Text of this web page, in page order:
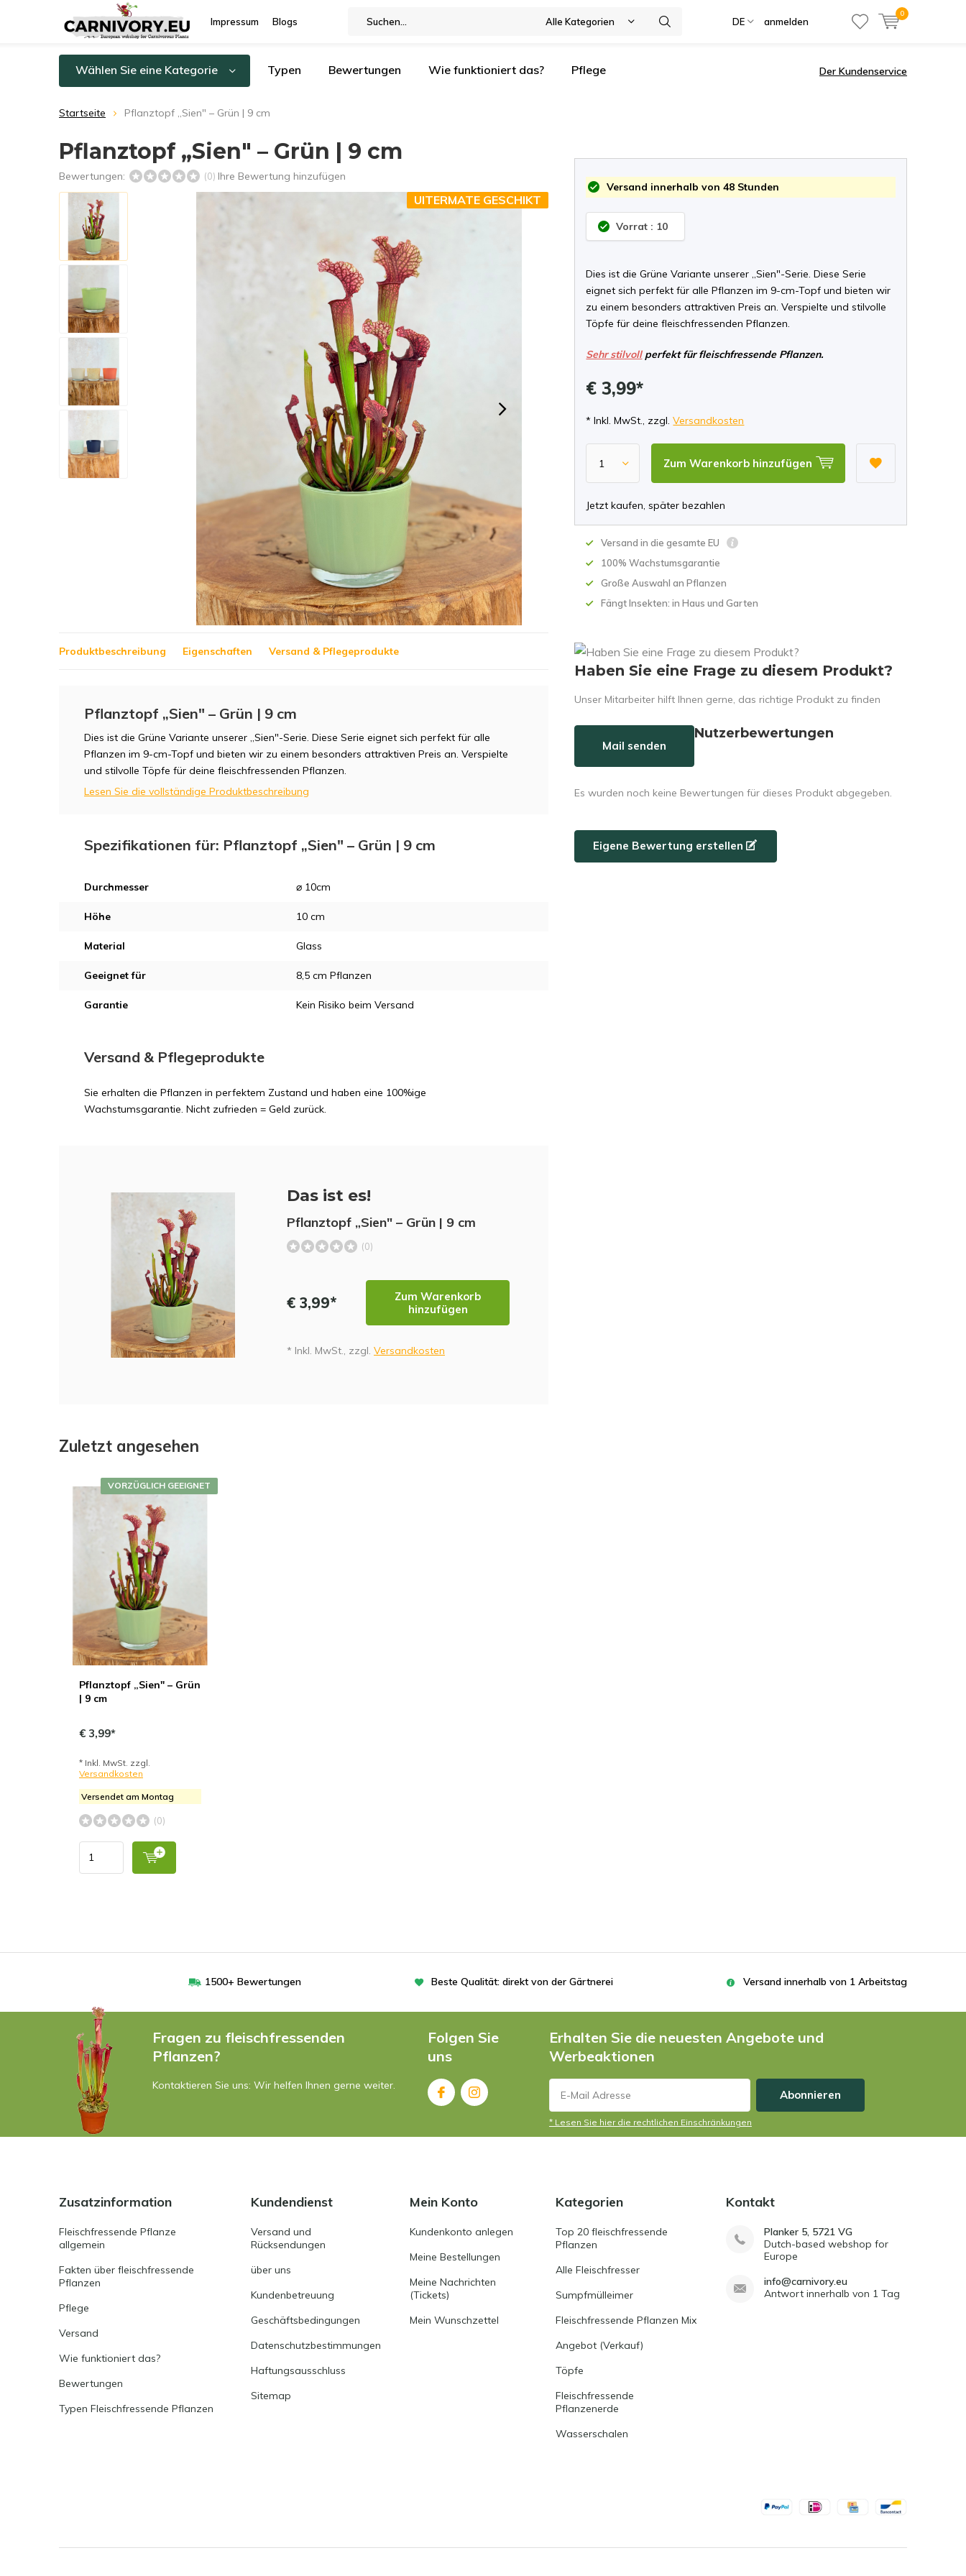
Impressum Blogs Alle Kategorien DE anmelden
0
Wählen Sie eine Kategorie Typen Bewertungen Wie funktioniert das? Pflege Der Kundenservice
Startseite Pflanztopf „Sien" – Grün | 9 cm
Pflanztopf „Sien" – Grün | 9 cm
Bewertungen: (0) Ihre Bewertung hinzufügen
UITERMATE GESCHIKT
Versand innerhalb von 48 Stunden
Vorrat : 10
Dies ist die Grüne Variante unserer „Sien"-Serie. Diese Serie
eignet sich perfekt für alle Pflanzen im 9-cm-Topf und bieten wir
zu einem besonders attraktiven Preis an. Verspielte und stilvolle
Töpfe für deine fleischfressenden Pflanzen.
Sehr stilvollperfekt für fleischfressende Pflanzen.
€ 3,99*
* Inkl. MwSt., zzgl.Versandkosten
Zum Warenkorb hinzufügen
Jetzt kaufen, später bezahlen
Versand in die gesamte EU
100% Wachstumsgarantie
Große Auswahl an Pflanzen
Fängt Insekten: in Haus und Garten
Produktbeschreibung Eigenschaften Versand & Pflegeprodukte
Pflanztopf „Sien" – Grün | 9 cm
Dies ist die Grüne Variante unserer „Sien"-Serie. Diese Serie eignet sich perfekt für alle
Pflanzen im 9-cm-Topf und bieten wir zu einem besonders attraktiven Preis an. Verspielte
und stilvolle Töpfe für deine fleischfressenden Pflanzen.
Lesen Sie die vollständige Produktbeschreibung
Spezifikationen für: Pflanztopf „Sien" – Grün | 9 cm
Durchmesser ⌀ 10cm
Höhe 10 cm
Material Glass
Geeignet für 8,5 cm Pflanzen
Garantie Kein Risiko beim Versand
Versand & Pflegeprodukte
Sie erhalten die Pflanzen in perfektem Zustand und haben eine 100%ige
Wachstumsgarantie. Nicht zufrieden = Geld zurück.
Das ist es!
Pflanztopf „Sien" – Grün | 9 cm
(0)
€ 3,99*
Zum Warenkorb
hinzufügen
* Inkl. MwSt., zzgl. Versandkosten
Haben Sie eine Frage zu diesem Produkt?
Unser Mitarbeiter hilft Ihnen gerne, das richtige Produkt zu finden
Mail senden
Nutzerbewertungen
Es wurden noch keine Bewertungen für dieses Produkt abgegeben.
Eigene Bewertung erstellen
Zuletzt angesehen
Pflanztopf „Sien" – Grün
| 9 cm
VORZÜGLICH GEEIGNET
€ 3,99*
* Inkl. MwSt. zzgl.
Versandkosten
Versendet am Montag
(0)
1500+ Bewertungen Beste Qualität: direkt von der Gärtnerei Versand innerhalb von 1 Arbeitstag
Fragen zu fleischfressenden
Pflanzen?
Kontaktieren Sie uns: Wir helfen Ihnen gerne weiter.
Folgen Sie
uns
Erhalten Sie die neuesten Angebote und
Werbeaktionen
Abonnieren
* Lesen Sie hier die rechtlichen Einschränkungen
Zusatzinformation
Fleischfressende Pflanze
allgemein
Fakten über fleischfressende
Pflanzen
Pflege
Versand
Wie funktioniert das?
Bewertungen
Typen Fleischfressende Pflanzen
Kundendienst
Versand und
Rücksendungen
über uns
Kundenbetreuung
Geschäftsbedingungen
Datenschutzbestimmungen
Haftungsausschluss
Sitemap
Mein Konto
Kundenkonto anlegen
Meine Bestellungen
Meine Nachrichten
(Tickets)
Mein Wunschzettel
Kategorien
Top 20 fleischfressende
Pflanzen
Alle Fleischfresser
Sumpfmülleimer
Fleischfressende Pflanzen Mix
Angebot (Verkauf)
Töpfe
Fleischfressende
Pflanzenerde
Wasserschalen
Kontakt
Planker 5, 5721 VG
Dutch-based webshop for
Europe
info@carnivory.eu
Antwort innerhalb von 1 Tag